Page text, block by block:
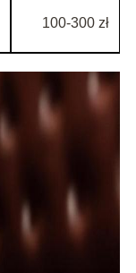
100-300 zł